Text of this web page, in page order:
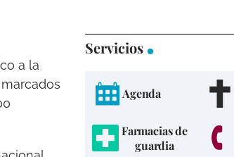
a la
Servicios
Agenda
Farmacias de
guardia